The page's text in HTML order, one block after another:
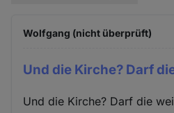
Wolfgang (nicht überprüft)
Und die Kirche? Darf
Und die Kirche? Darf die